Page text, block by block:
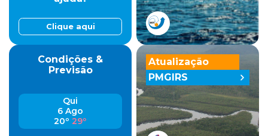
Clique aqui
Condições &
Previsão
Qui
6 Ago
20º 29º
Atualização
PMGIRS